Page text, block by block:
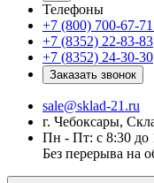
Телефоны
+7 (800) 700-67-71
+7 (8352) 22-83-83
+7 (8352) 24-30-30
Заказать звонок
sale@sklad-21.ru
г. Чебоксары,
Пн - Пт: с 8:30 до
Без перерыва на